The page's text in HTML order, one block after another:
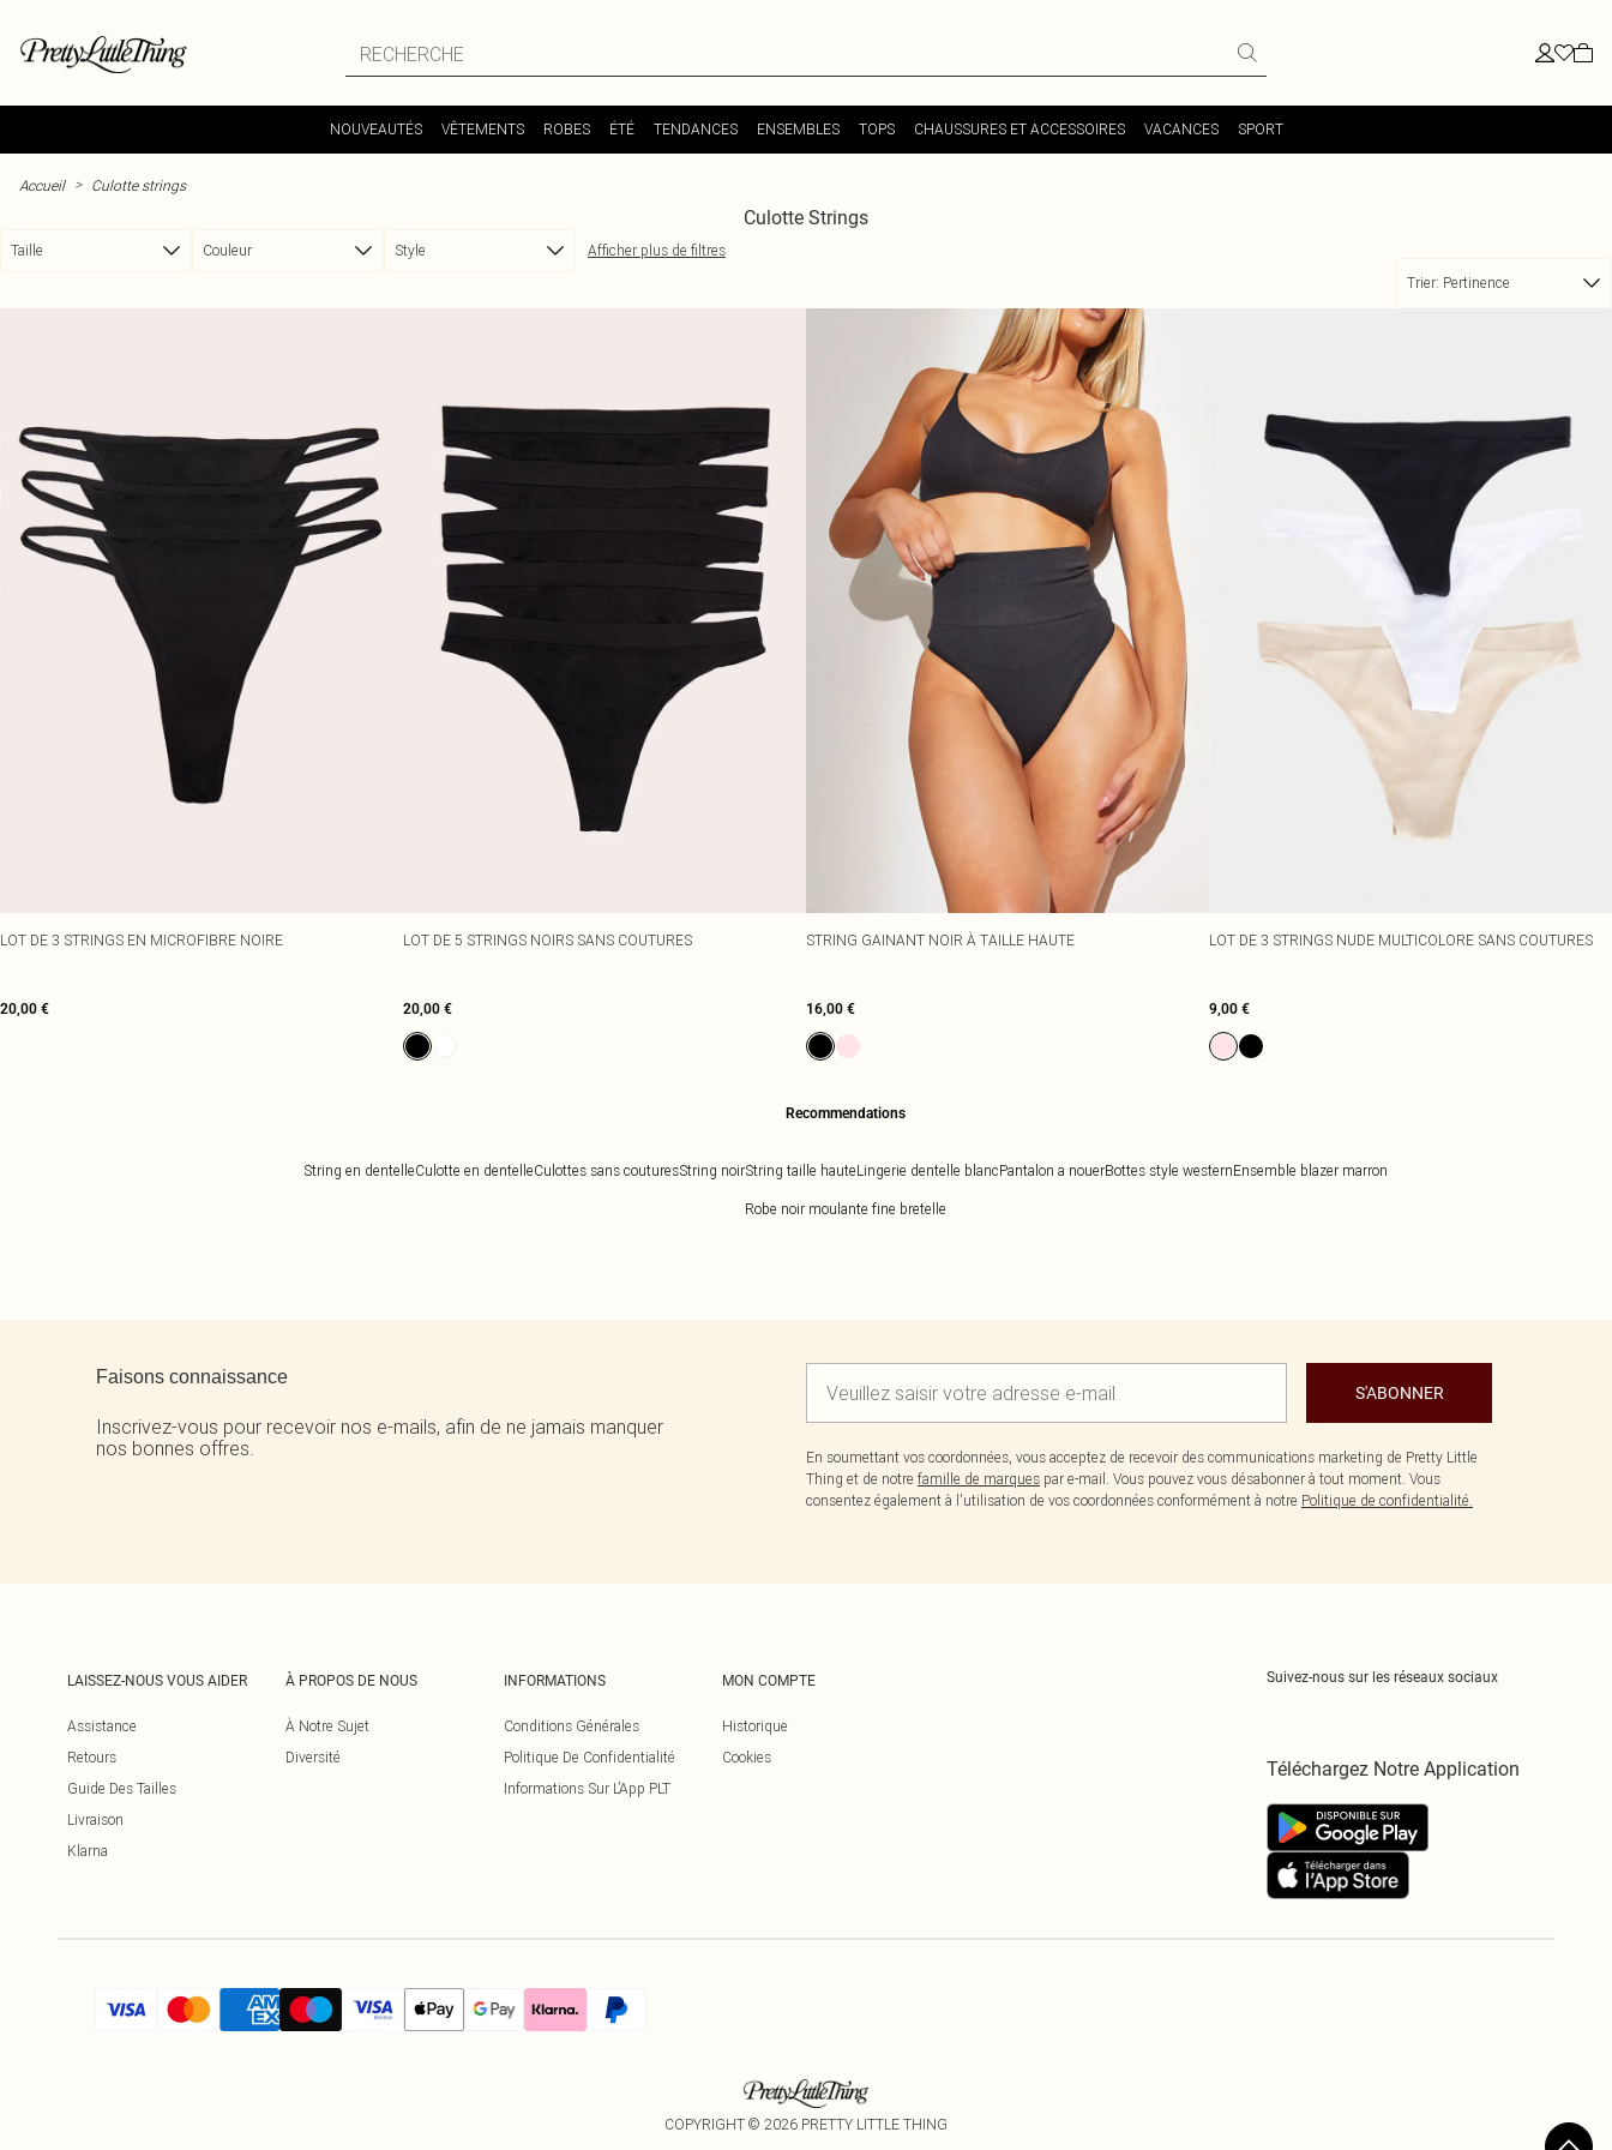
NOUVEAUTÉS VÊTEMENTS ROBES ÉTÉ TENDANCES ENSEMBLES TOPS CHAUSSURES ET ACCESSOIRES VACANCES SPORT
Accueil > Culotte strings
Culotte Strings
Taille Couleur Style
Afficher plus de filtres
Trier: Pertinence
LOT DE 3 STRINGS EN MICROFIBRE NOIRE
20,00 €
LOT DE 5 STRINGS NOIRS SANS COUTURES
20,00 €
STRING GAINANT NOIR À TAILLE HAUTE
16,00 €
LOT DE 3 STRINGS NUDE MULTICOLORE SANS COUTURES
9,00 €
Recommendations
String en dentelleCulotte en dentelleCulottes sans couturesString noirString taille hauteLingerie dentelle blancPantalon a nouerBottes style westernEnsemble blazer marron
Robe noir moulante fine bretelle
Faisons connaissance
Inscrivez-vous pour recevoir nos e-mails, afin de ne jamais manquer
nos bonnes offres.
S'ABONNER
En soumettant vos coordonnées, vous acceptez de recevoir des communications marketing de Pretty Little
Thing et de notre famille de marques par e-mail. Vous pouvez vous désabonner à tout moment. Vous
consentez également à l'utilisation de vos coordonnées conformément à notre Politique de confidentialité.
LAISSEZ-NOUS VOUS AIDER
Assistance
Retours
Guide Des Tailles
Livraison
Klarna
À PROPOS DE NOUS
À Notre Sujet
Diversité
INFORMATIONS
Conditions Générales
Politique De Confidentialité
Informations Sur L’App PLT
MON COMPTE
Historique
Cookies
Suivez-nous sur les réseaux sociaux
Téléchargez Notre Application
COPYRIGHT © 2026 PRETTY LITTLE THING